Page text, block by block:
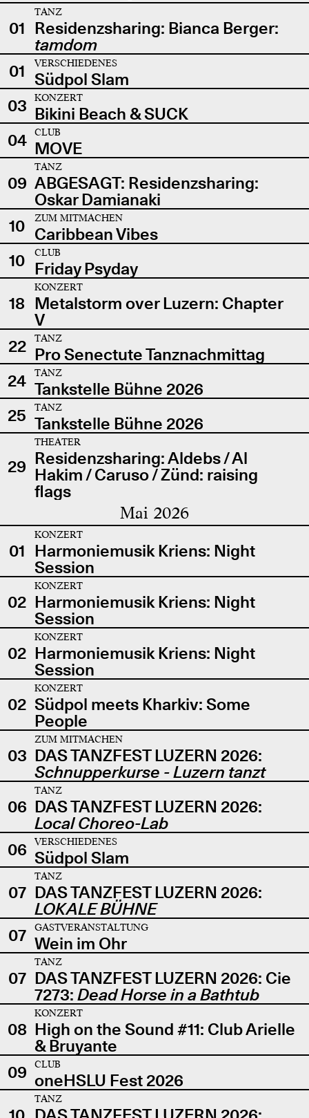
01
TANZ
Residenzsharing: Bianca Berger:
tamdom
01
VERSCHIEDENES
Südpol Slam
03
KONZERT
Bikini Beach & SUCK
04
CLUB
MOVE
09
TANZ
ABGESAGT: Residenzsharing:
Oskar Damianaki
10
ZUM MITMACHEN
Caribbean Vibes
10
CLUB
Friday Psyday
18
KONZERT
Metalstorm over Luzern: Chapter
V
22
TANZ
Pro Senectute Tanznachmittag
24
TANZ
Tankstelle Bühne 2026
25
TANZ
Tankstelle Bühne 2026
29
THEATER
Residenzsharing: Aldebs / Al
Hakim / Caruso / Zünd: raising
flags
Mai 2026
01
KONZERT
Harmoniemusik Kriens: Night
Session
02
KONZERT
Harmoniemusik Kriens: Night
Session
02
KONZERT
Harmoniemusik Kriens: Night
Session
02
KONZERT
Südpol meets Kharkiv: Some
People
03
ZUM MITMACHEN
DAS TANZFEST LUZERN 2026:
Schnupperkurse - Luzern tanzt
06
TANZ
DAS TANZFEST LUZERN 2026:
Local Choreo-Lab
06
VERSCHIEDENES
Südpol Slam
07
TANZ
DAS TANZFEST LUZERN 2026:
LOKALE BÜHNE
07
GASTVERANSTALTUNG
Wein im Ohr
07
TANZ
DAS TANZFEST LUZERN 2026: Cie
7273: Dead Horse in a Bathtub
08
KONZERT
High on the Sound #11: Club Arielle
& Bruyante
09
CLUB
oneHSLU Fest 2026
TANZ